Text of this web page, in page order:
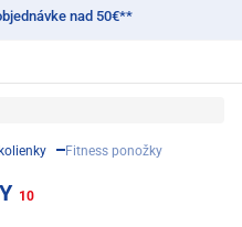
nad 50€**
Fitness ponožky
10